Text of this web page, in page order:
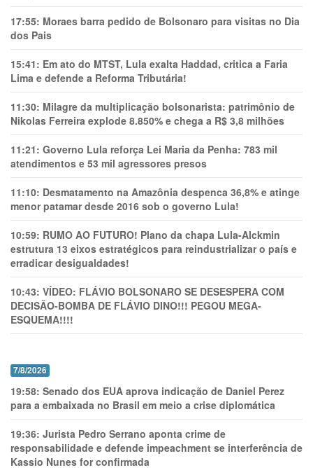
17:55: Moraes barra pedido de Bolsonaro para visitas no Dia
dos Pais
15:41: Em ato do MTST, Lula exalta Haddad, critica a Faria
Lima e defende a Reforma Tributária!
11:30: Milagre da multiplicação bolsonarista: patrimônio de
Nikolas Ferreira explode 8.850% e chega a R$ 3,8 milhões
11:21: Governo Lula reforça Lei Maria da Penha: 783 mil
atendimentos e 53 mil agressores presos
11:10: Desmatamento na Amazônia despenca 36,8% e atinge
menor patamar desde 2016 sob o governo Lula!
10:59: RUMO AO FUTURO! Plano da chapa Lula-Alckmin
estrutura 13 eixos estratégicos para reindustrializar o país e
erradicar desigualdades!
10:43: VÍDEO: FLÁVIO BOLSONARO SE DESESPERA COM
DECISÃO-BOMBA DE FLÁVIO DINO!!! PEGOU MEGA-
ESQUEMA!!!!
7/8/2026
19:58: Senado dos EUA aprova indicação de Daniel Perez
para a embaixada no Brasil em meio a crise diplomática
19:36: Jurista Pedro Serrano aponta crime de
responsabilidade e defende impeachment se interferência de
Kassio Nunes for confirmada